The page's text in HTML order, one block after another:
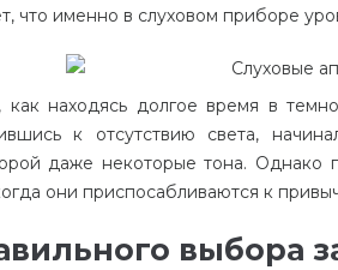
что именно в слуховом приборе
как находясь долгое время в
к отсутствию света,
даже некоторые тона. Однако
они приспосабливаются к
выбора